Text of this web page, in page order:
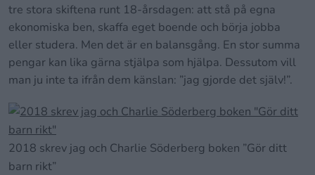
tre stora skiftena runt 18-årsdagen: att stå på egna
ekonomiska ben, skaffa eget boende och börja jobba
eller studera. Men det är en balansgång. En stor summa
pengar kan lika gärna stjälpa som hjälpa. Dessutom vill
man ju inte ta ifrån dem känslan: ”jag gjorde det själv!”.
2018 skrev jag och Charlie Söderberg boken ”Gör ditt
barn rikt”